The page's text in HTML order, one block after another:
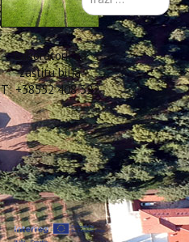
Laboratorij za
zaštitu bilja
T: +38552 408 322
...